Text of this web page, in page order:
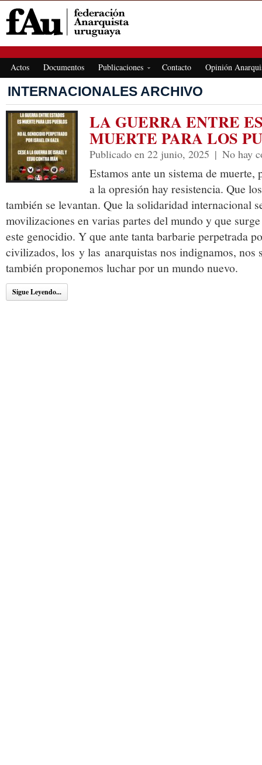
Actos Documentos Publicaciones Contacto Opinión
INTERNACIONALES ARCHIVO
LA GUERRA ENTRE
MUERTE PARA LOS
Publicado en 22 junio, 2025 | No hay
Estamos ante un sistema de muerte,
a la opresión hay resistencia. Que
también se levantan. Que la solidaridad internacional
movilizaciones en varias partes del mundo y que
este genocidio. Y que ante tanta barbarie perpetrada
civilizados, los y las anarquistas nos indignamos, nos
también proponemos luchar por un mundo nuevo.
Sigue Leyendo...